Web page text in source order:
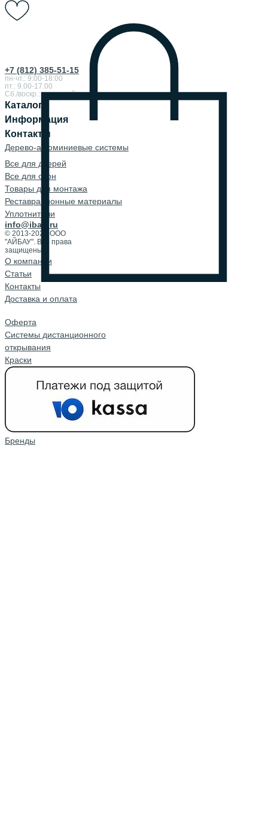
+7 (812) 385-51-15
пн-чт.: 9:00-18:00
пт.: 9.00-17.00
Сб./воскр.: выходной
Каталог
Информация
Контакты
Дерево-алюминиевые системы
Все для дверей
Все для окон
Товары для монтажа
Реставрационные материалы
Уплотнители
info@ibau.ru
© 2013-2026 ООО
"АЙБАУ". Все права
защищены.
О компании
Cтатьи
Контакты
Доставка и оплата
Оферта
Системы дистанционного
открывания
Краски
Бренды